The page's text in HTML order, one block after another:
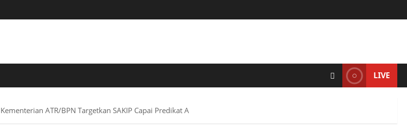
LIVE
ATR/BPN Targetkan SAKIP Capai Predikat A